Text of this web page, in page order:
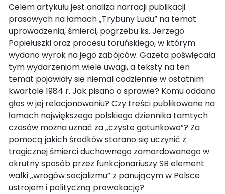
Celem artykułu jest analiza narracji publikacji
prasowych na łamach „Trybuny Ludu” na temat
uprowadzenia, śmierci, pogrzebu ks. Jerzego
Popiełuszki oraz procesu toruńskiego, w którym
wydano wyrok na jego zabójców. Gazeta poświęcała
tym wydarzeniom wiele uwagi, a teksty na ten
temat pojawiały się niemal codziennie w ostatnim
kwartale 1984 r. Jak pisano o sprawie? Komu oddano
głos w jej relacjonowaniu? Czy treści publikowane na
łamach największego polskiego dziennika tamtych
czasów można uznać za „czyste gatunkowo”? Za
pomocą jakich środków starano się uczynić z
tragicznej śmierci duchownego zamordowanego w
okrutny sposób przez funkcjonariuszy SB element
walki „wrogów socjalizmu” z panującym w Polsce
ustrojem i polityczną prowokację?